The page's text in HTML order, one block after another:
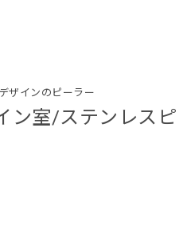
ン室/ステンレスピ
ザインのピーラー